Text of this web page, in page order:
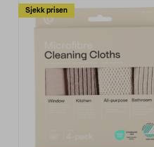
Sjekk prisen